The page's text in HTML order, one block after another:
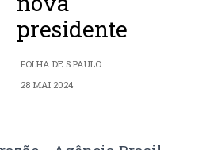
presidente
FOLHA DE S.PAULO
28 MAI 2024